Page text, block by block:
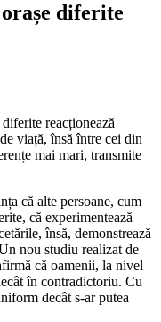
diferite
reacționează
viață, însă între cei din
mai mari, transmite
că alte persoane, cum
că experimentează
însă, demonstrează
nou studiu realizat de
că oamenii, la nivel
în contradictoriu. Cu
decât s-ar putea